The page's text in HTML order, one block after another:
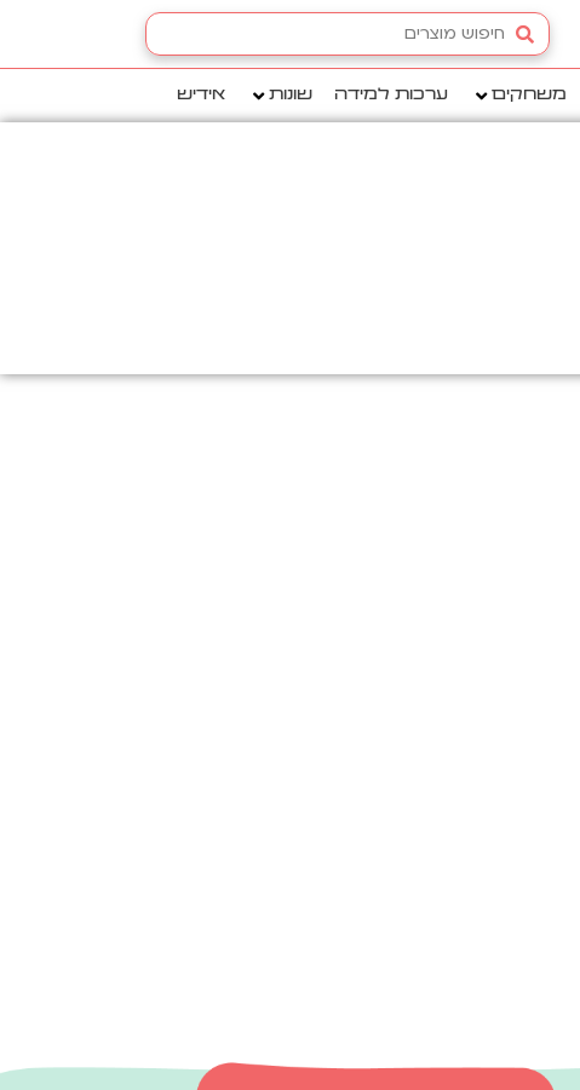
Search
...
משחקים ערכות למידה שונות אידיש